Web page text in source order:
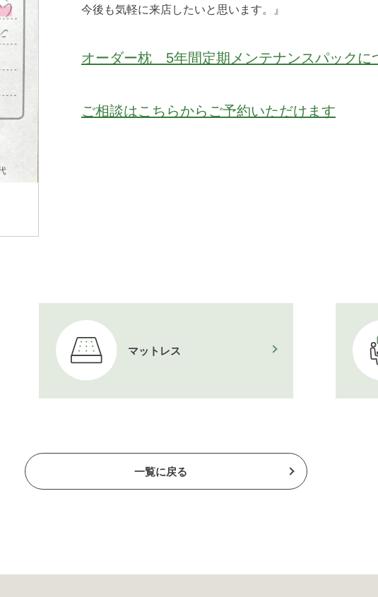
今後も気軽に来店したいと思います。』
オーダー枕 5年間定期メンテナンスパックに
ご相談はこちらからご予約いただけます
マットレス
一覧に戻る